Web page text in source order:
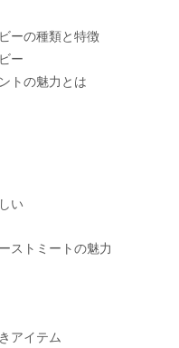
ーの種類と特徴
ー
トの魅力とは
い
ストミートの魅力
アイテム